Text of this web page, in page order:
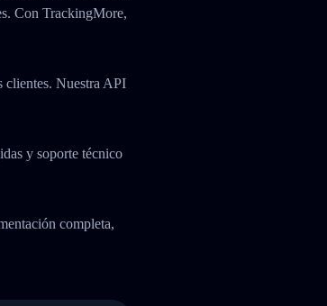
Con TrackingMore,
clientes. Nuestra API
y soporte técnico
completa,